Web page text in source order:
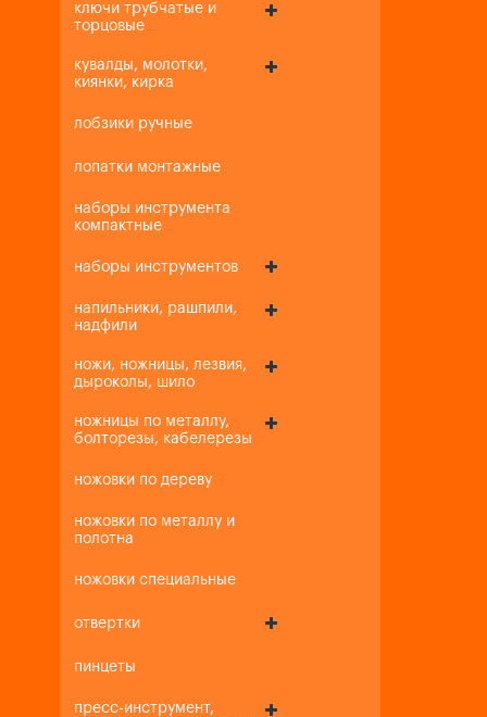
ключи трубчатые и
торцовые
кувалды, молотки,
киянки, кирка
лобзики ручные
лопатки монтажные
наборы инструмента
компактные
наборы инструментов
напильники, рашпили,
надфили
ножи, ножницы, лезвия,
дыроколы, шило
ножницы по металлу,
болторезы, кабелерезы
ножовки по дереву
ножовки по металлу и
полотна
ножовки специальные
отвертки
пинцеты
пресс-инструмент,